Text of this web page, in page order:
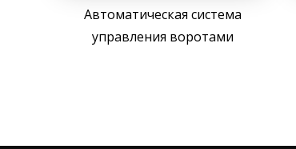
Автоматическая система
управления воротами